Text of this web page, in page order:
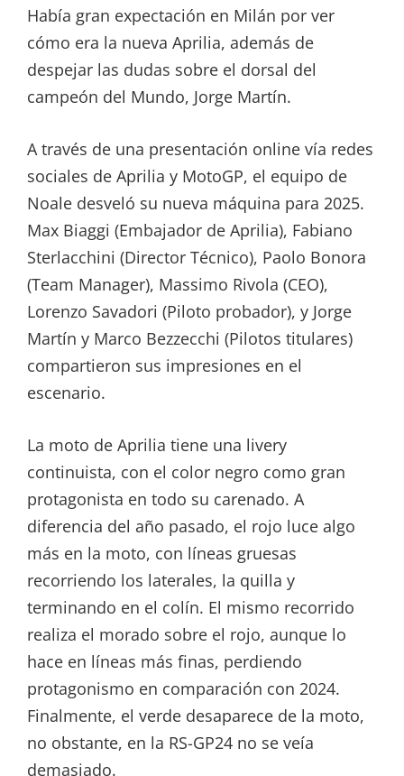
Había gran expectación en Milán por ver
cómo era la nueva Aprilia, además de
despejar las dudas sobre el dorsal del
campeón del Mundo, Jorge Martín.
A través de una presentación online vía redes
sociales de Aprilia y MotoGP, el equipo de
Noale desveló su nueva máquina para 2025.
Max Biaggi (Embajador de Aprilia), Fabiano
Sterlacchini (Director Técnico), Paolo Bonora
(Team Manager), Massimo Rivola (CEO),
Lorenzo Savadori (Piloto probador), y Jorge
Martín y Marco Bezzecchi (Pilotos titulares)
compartieron sus impresiones en el
escenario.
La moto de Aprilia tiene una livery
continuista, con el color negro como gran
protagonista en todo su carenado. A
diferencia del año pasado, el rojo luce algo
más en la moto, con líneas gruesas
recorriendo los laterales, la quilla y
terminando en el colín. El mismo recorrido
realiza el morado sobre el rojo, aunque lo
hace en líneas más finas, perdiendo
protagonismo en comparación con 2024.
Finalmente, el verde desaparece de la moto,
no obstante, en la RS-GP24 no se veía
demasiado.